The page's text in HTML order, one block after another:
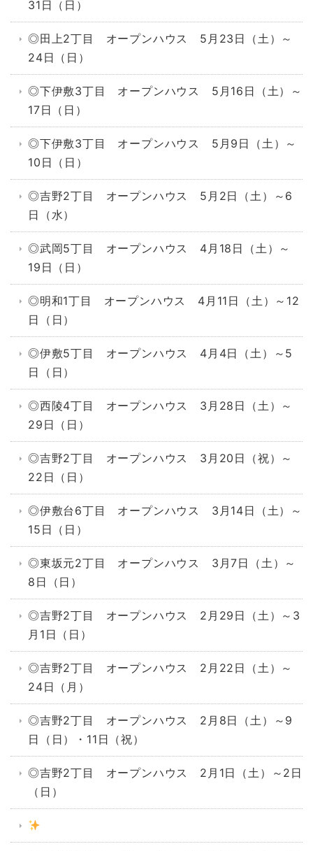
31日（日）
◎田上2丁目 オープンハウス 5月23日（土）～
24日（日）
◎下伊敷3丁目 オープンハウス 5月16日（土）～
17日（日）
◎下伊敷3丁目 オープンハウス 5月9日（土）～
10日（日）
◎吉野2丁目 オープンハウス 5月2日（土）～6
日（水）
◎武岡5丁目 オープンハウス 4月18日（土）～
19日（日）
◎明和1丁目 オープンハウス 4月11日（土）～12
日（日）
◎伊敷5丁目 オープンハウス 4月4日（土）～5
日（日）
◎西陵4丁目 オープンハウス 3月28日（土）～
29日（日）
◎吉野2丁目 オープンハウス 3月20日（祝）～
22日（日）
◎伊敷台6丁目 オープンハウス 3月14日（土）～
15日（日）
◎東坂元2丁目 オープンハウス 3月7日（土）～
8日（日）
◎吉野2丁目 オープンハウス 2月29日（土）～3
月1日（日）
◎吉野2丁目 オープンハウス 2月22日（土）～
24日（月）
◎吉野2丁目 オープンハウス 2月8日（土）～9
日（日）・11日（祝）
◎吉野2丁目 オープンハウス 2月1日（土）～2日
（日）